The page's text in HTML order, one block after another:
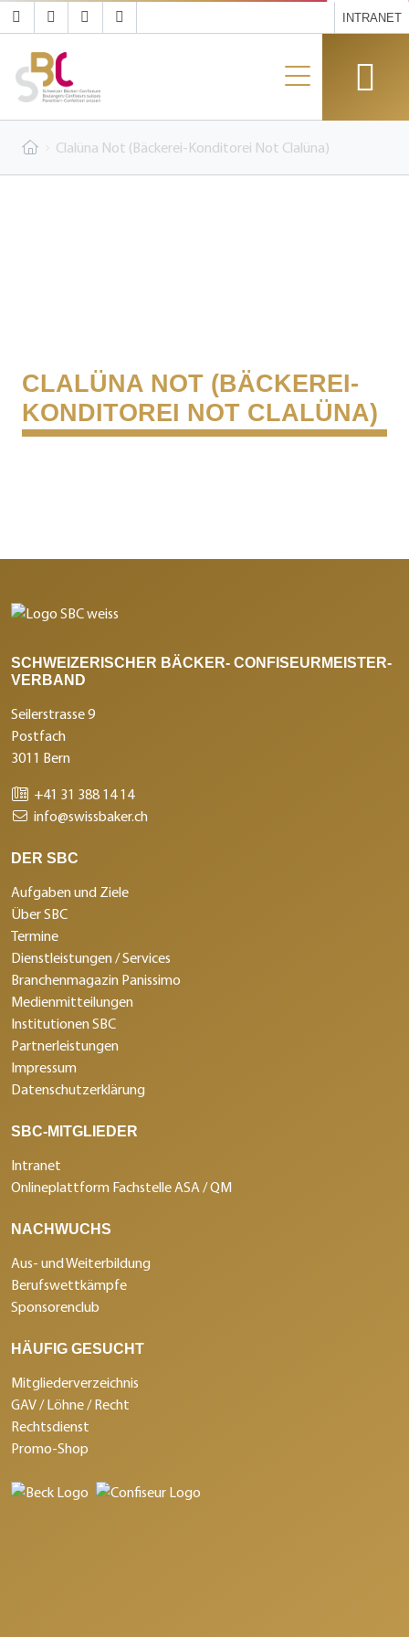
INTRANET
Clalüna Not (Bäckerei-Konditorei Not Clalüna)
CLALÜNA NOT (BÄCKEREI-
KONDITOREI NOT CLALÜNA)
SCHWEIZERISCHER BÄCKER- CONFISEURMEISTER-
VERBAND
Seilerstrasse 9
Postfach
3011 Bern
+41 31 388 14 14
info@swissbaker.ch
DER SBC
Aufgaben und Ziele
Über SBC
Termine
Dienstleistungen / Services
Branchenmagazin Panissimo
Medienmitteilungen
Institutionen SBC
Partnerleistungen
Impressum
Datenschutzerklärung
SBC-MITGLIEDER
Intranet
Onlineplattform Fachstelle ASA / QM
NACHWUCHS
Aus- und Weiterbildung
Berufswettkämpfe
Sponsorenclub
HÄUFIG GESUCHT
Mitgliederverzeichnis
GAV / Löhne / Recht
Rechtsdienst
Promo-Shop